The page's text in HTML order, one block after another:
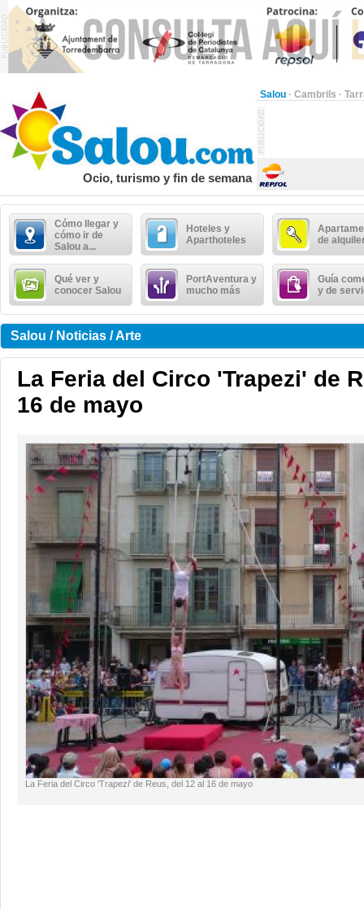
Salou · Cambrils ·
Ocio, turismo y fin de semana
Cómo llegar y
cómo ir de
Salou a...
Hoteles y
Aparthoteles
de
Qué ver y
conocer Salou
PortAventura y
mucho más
Guía
y de
Salou / Noticias / Arte
La Feria del Circo 'Trapezi' de
16 de mayo
La Feria del Circo 'Trapezi' de Reus, del 12 al 16 de mayo